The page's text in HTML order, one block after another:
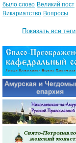
было слово Великий пост
Викариатство Вопросы
Показать все теги